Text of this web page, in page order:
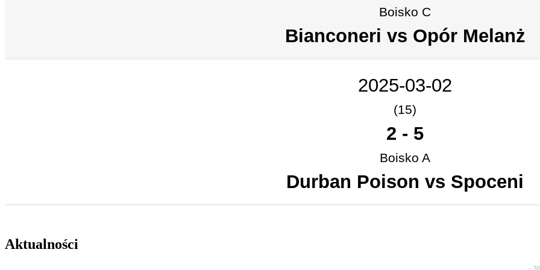
Boisko C
Bianconeri vs Opór Melanż
2025-03-02
(15)
2 - 5
Boisko A
Durban Poison vs Spoceni
Aktualności